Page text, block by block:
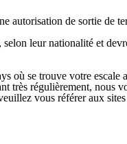
autorisation de sortie de
leur nationalité et
où se trouve votre escale
régulièrement, nous
vous référer aux